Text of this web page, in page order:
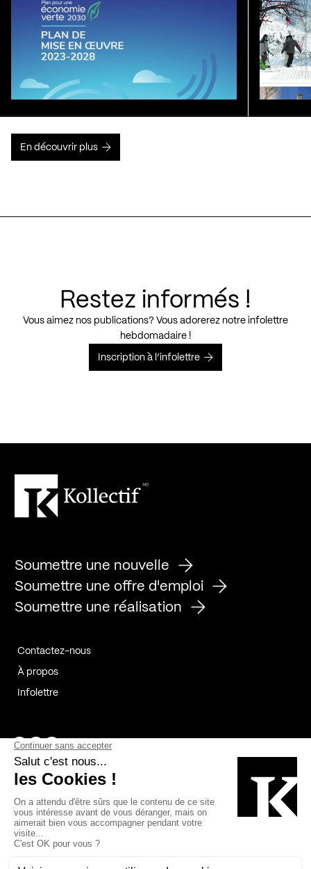
En découvrir plus
Restez informés !
Vous aimez nos publications? Vous adorerez notre infolettre
hebdomadaire !
Inscription à l’infolettre
Soumettre une nouvelle
Soumettre une offre d'emploi
Soumettre une réalisation
Contactez-nous
À propos
Infolettre
Page Facebook de Kollectif
Page Instagram de Kollectif
Page Linkedin de Kollectif
Bâtiment-Durable-Québec-1
Esquisses-1